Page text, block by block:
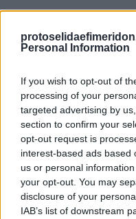
Personal Information
If you wish to opt-out of
processing of your
targeted advertising by
section to confirm your
opt-out request is
interest-based ads based
us or personal
your opt-out. You may
disclosure of your
IAB’s list of downstream
Προηγούμενη
Το Βήμα της